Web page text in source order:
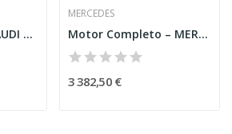
Balastro Xenon – AUDI A4 ALLROAD (8KH. B8)
MERCEDES
Motor Completo – MERCEDES-BENZ A-CLASS (W177)
3 382,50 €